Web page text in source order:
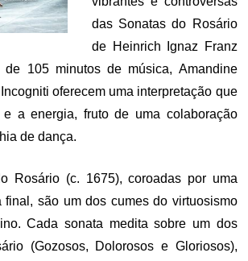
das Sonatas do Rosário
de Heinrich Ignaz Franz
de 105 minutos de música, Amandine
oferecem uma interpretação que
a energia, fruto de uma colaboração
de dança.
Rosário (c. 1675), coroadas por uma
final, são um dos cumes do virtuosismo
Cada sonata medita sobre um dos
(Gozosos, Dolorosos e Gloriosos),